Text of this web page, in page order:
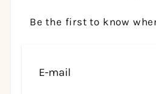
Be the first to know